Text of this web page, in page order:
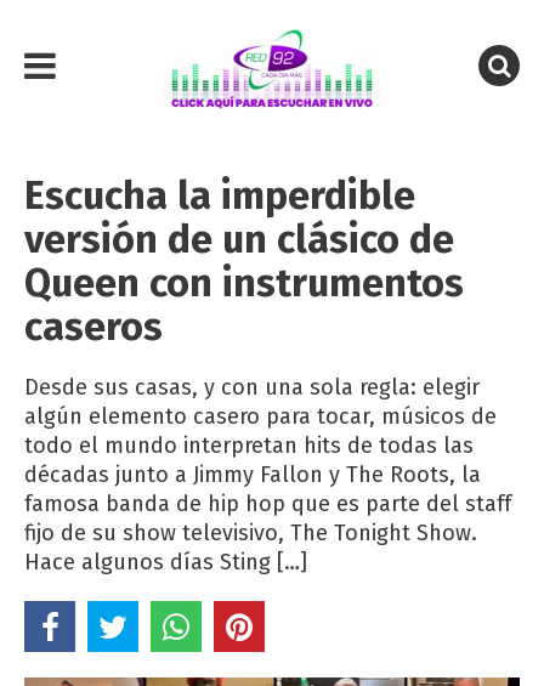
Escucha la imperdible
versión de un clásico de
Queen con instrumentos
caseros
Desde sus casas, y con una sola regla: elegir
algún elemento casero para tocar, músicos de
todo el mundo interpretan hits de todas las
décadas junto a Jimmy Fallon y The Roots, la
famosa banda de hip hop que es parte del staff
fijo de su show televisivo, The Tonight Show.
Hace algunos días Sting […]